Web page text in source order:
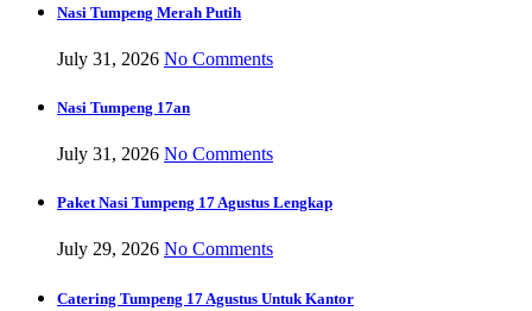
Nasi Tumpeng Merah Putih
July 31, 2026 No Comments
Nasi Tumpeng 17an
July 31, 2026 No Comments
Paket Nasi Tumpeng 17 Agustus Lengkap
July 29, 2026 No Comments
Catering Tumpeng 17 Agustus Untuk Kantor